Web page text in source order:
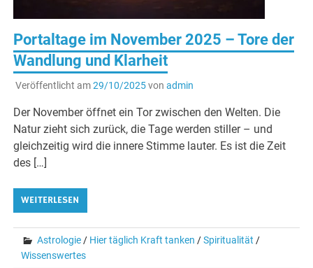
Portaltage im November 2025 – Tore der
Wandlung und Klarheit
Veröffentlicht am29/10/2025von admin
Der November öffnet ein Tor zwischen den Welten. Die
Natur zieht sich zurück, die Tage werden stiller – und
gleichzeitig wird die innere Stimme lauter. Es ist die Zeit
des […]
WEITERLESEN
Astrologie/ Hier täglich Kraft tanken /Spiritualität /
Wissenswertes